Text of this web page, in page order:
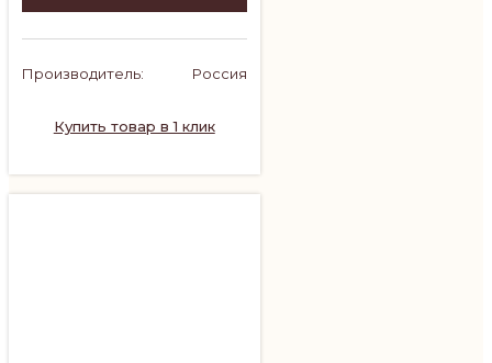
Производитель: Россия
Купить товар в 1 клик